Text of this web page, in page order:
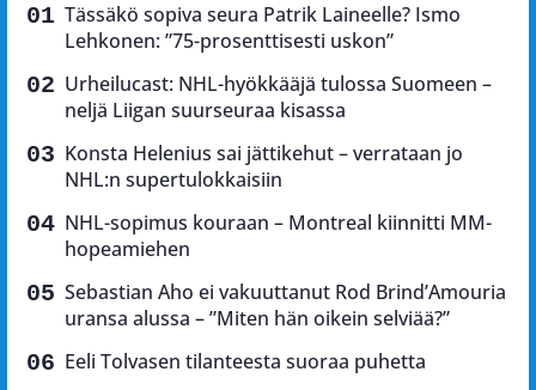
Tässäkö sopiva seura Patrik Laineelle? Ismo
Lehkonen: ”75-prosenttisesti uskon”
Urheilucast: NHL-hyökkääjä tulossa Suomeen –
neljä Liigan suurseuraa kisassa
Konsta Helenius sai jättikehut – verrataan jo
NHL:n supertulokkaisiin
NHL-sopimus kouraan – Montreal kiinnitti MM-
hopeamiehen
Sebastian Aho ei vakuuttanut Rod Brind’Amouria
uransa alussa – ”Miten hän oikein selviää?”
Eeli Tolvasen tilanteesta suoraa puhetta